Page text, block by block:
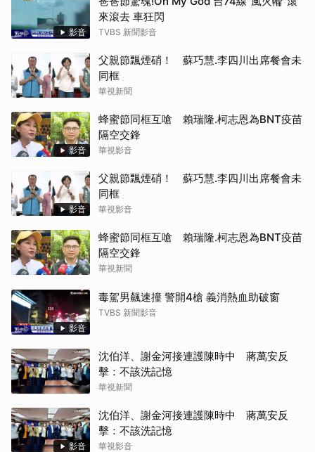
影音
來滾去 車狂閃
TVBS 新聞影音
父親節飄煙硝！ 蘇巧慧.李四川出席餐會未
同框
華視新聞
影音
蜂蜜節同框互嗆 賴瑞隆.柯志恩為BNT疫苗
隔空交鋒
華視影音
影音
父親節飄煙硝！ 蘇巧慧.李四川出席餐會未
同框
華視影音
蜂蜜節同框互嗆 賴瑞隆.柯志恩為BNT疫苗
隔空交鋒
華視新聞
影音
毒駕男飆速撞 警開4槍 義消熱血助破窗
TVBS 新聞影音
沈伯洋、謝金河接連護陳時中 蔣萬安反
擊：不該洗記憶
華視新聞
影音
沈伯洋、謝金河接連護陳時中 蔣萬安反
擊：不該洗記憶
華視影音